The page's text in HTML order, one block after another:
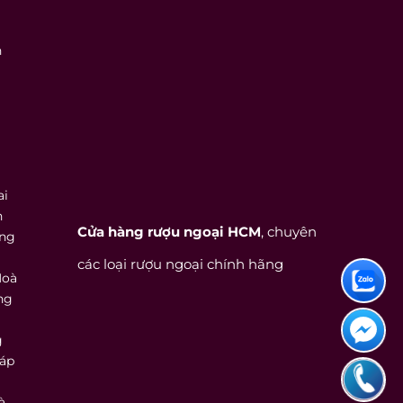
Cửa hàng rượu ngoại HCM, chuyên
các loại rượu ngoại chính hãng